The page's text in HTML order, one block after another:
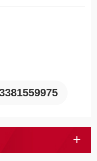
。超低台面结构，高度35-
称量迅速，读字直观，性